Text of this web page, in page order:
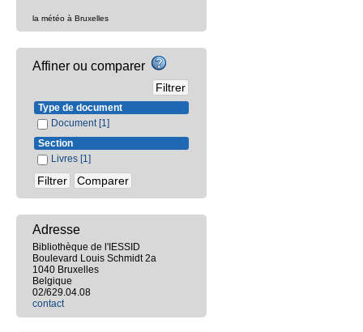
la météo à Bruxelles
Affiner ou comparer
Type de document
Document [1]
Section
Livres [1]
Adresse
Bibliothèque de l'IESSID
Boulevard Louis Schmidt 2a
1040 Bruxelles
Belgique
02/629.04.08
contact